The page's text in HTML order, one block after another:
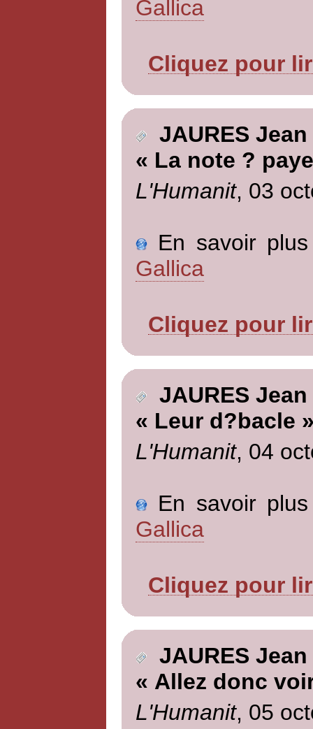
Gallica
Cliquez pour
JAURES Jean
« La note ?
L'Humanit, 03
En savoir
Gallica
Cliquez pour
JAURES Jean
« Leur d?bacle
L'Humanit, 04
En savoir
Gallica
Cliquez pour
JAURES Jean
« Allez donc
L'Humanit, 05